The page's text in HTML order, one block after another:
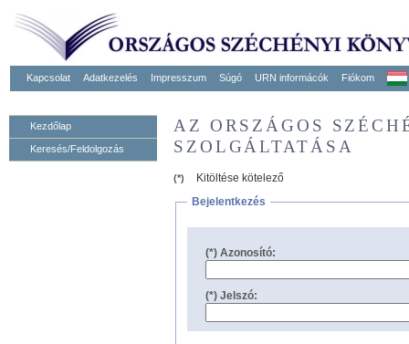
Kapcsolat Adatkezelés Impresszum Súgó URN informácók Fiókom
Kezdőlap
Keresés/Feldolgozás
AZ ORSZÁGOS
SZOLGÁLTATÁSA
(*)
Kitöltése kötelező
Bejelentkezés
(*) Azonosító:
(*) Jelszó: